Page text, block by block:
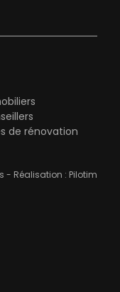
de rénovation
- Réalisation : Pilotim